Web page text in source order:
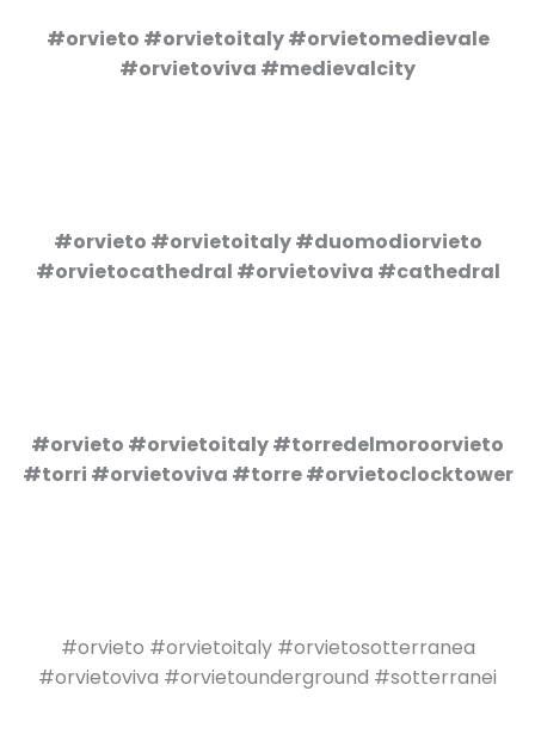
#orvieto #orvietoitaly #orvietomedievale
#orvietoviva #medievalcity
#orvieto #orvietoitaly #duomodiorvieto
#orvietocathedral #orvietoviva #cathedral
#orvieto #orvietoitaly #torredelmoroorvieto
#torri #orvietoviva #torre #orvietoclocktower
#orvieto #orvietoitaly #orvietosotterranea
#orvietoviva #orvietounderground #sotterranei